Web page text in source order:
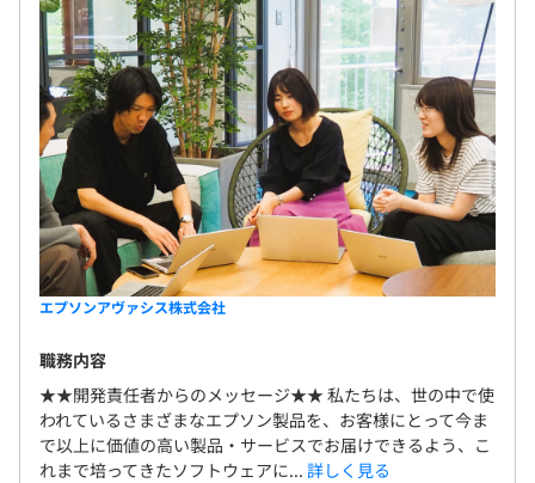
エプソンアヴァシス株式会社
職務内容
★★開発責任者からのメッセージ★★ 私たちは、世の中で使
われているさまざまなエプソン製品を、お客様にとって今ま
で以上に価値の高い製品・サービスでお届けできるよう、こ
れまで培ってきたソフトウェアに... 詳しく見る